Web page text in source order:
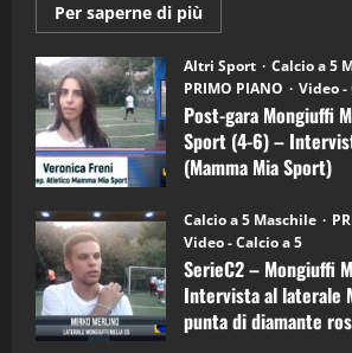
Per saperne di più
informazioni
Post-
gara
Mongiuffi
Melia
–
Mamma
Mia
Sport
6)
–
Intervista
a
mister
Arturo
Carciotto
(Mongiuffi
Altri Sport
Calcio a 5
PRIMO PIANO
Video -
Post-gara Mongiuffi
Sport (4-6) –
(Mamma Mia Sport)
Calcio a 5 Maschile
Video - Calcio a 5
SerieC2 – Mongiuffi
Intervista al laterale
punta di diamante
3
"SportEmpire" in
“SportEmpire” in
(Martedi 21 Aprile
21/04/2026
4
“SportEmpire” in
(Martedi 14 Aprile
15/04/2026